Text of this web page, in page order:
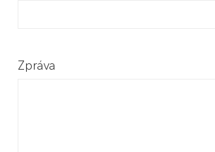
Zpráva